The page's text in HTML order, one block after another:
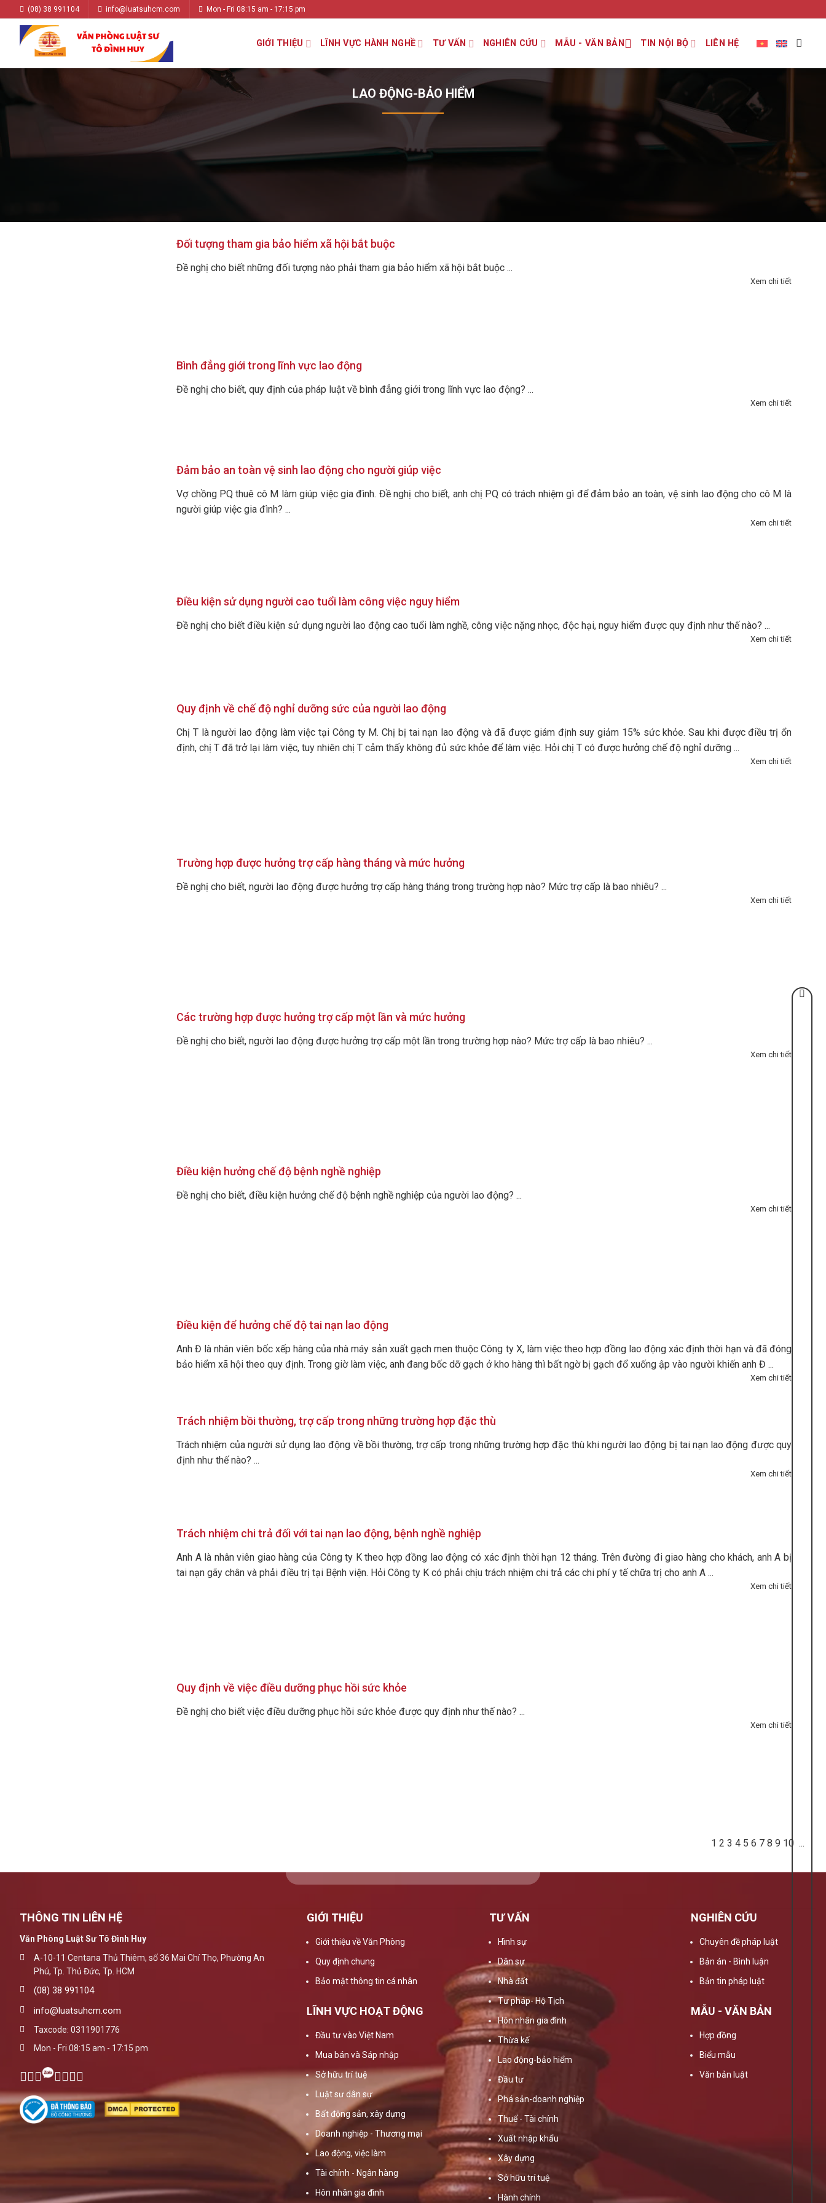
(08) 38 991104 info@luatsuhcm.com Mon - Fri 08:15 am - 17:15 pm
GIỚI THIỆU LĨNH VỰC HÀNH NGHỀ TƯ VẤN NGHIÊN CỨU MẪU - VĂN BẢN TIN NỘI BỘ LIÊN HỆ
LAO ĐỘNG-BẢO HIỂM
Đối tượng tham gia bảo hiểm xã hội bắt buộc
Đề nghị cho biết những đối tượng nào phải tham gia bảo hiểm xã hội bắt buộc ...
Xem chi tiết
Bình đẳng giới trong lĩnh vực lao động
Đề nghị cho biết, quy định của pháp luật về bình đẳng giới trong lĩnh vực lao động? ...
Xem chi tiết
Đảm bảo an toàn vệ sinh lao động cho người giúp việc
Vợ chồng PQ thuê cô M làm giúp việc gia đình. Đề nghị cho biết, anh chị PQ có trách nhiệm gì để đảm bảo an toàn, vệ sinh lao động cho cô M là
người giúp việc gia đình? ...
Xem chi tiết
Điều kiện sử dụng người cao tuổi làm công việc nguy hiểm
Đề nghị cho biết điều kiện sử dụng người lao động cao tuổi làm nghề, công việc nặng nhọc, độc hại, nguy hiểm được quy định như thế nào? ...
Xem chi tiết
Quy định về chế độ nghỉ dưỡng sức của người lao động
Chị T là người lao động làm việc tại Công ty M. Chị bị tai nạn lao động và đã được giám định suy giảm 15% sức khỏe. Sau khi được điều trị ổn
định, chị T đã trở lại làm việc, tuy nhiên chị T cảm thấy không đủ sức khỏe để làm việc. Hỏi chị T có được hưởng chế độ nghỉ dưỡng ...
Xem chi tiết
Trường hợp được hưởng trợ cấp hàng tháng và mức hưởng
Đề nghị cho biết, người lao động được hưởng trợ cấp hàng tháng trong trường hợp nào? Mức trợ cấp là bao nhiêu? ...
Xem chi tiết
Các trường hợp được hưởng trợ cấp một lần và mức hưởng
Đề nghị cho biết, người lao động được hưởng trợ cấp một lần trong trường hợp nào? Mức trợ cấp là bao nhiêu? ...
Xem chi tiết
Điều kiện hưởng chế độ bệnh nghề nghiệp
Đề nghị cho biết, điều kiện hưởng chế độ bệnh nghề nghiệp của người lao động? ...
Xem chi tiết
Điều kiện để hưởng chế độ tai nạn lao động
Anh Đ là nhân viên bốc xếp hàng của nhà máy sản xuất gạch men thuộc Công ty X, làm việc theo hợp đồng lao động xác định thời hạn và đã đóng
bảo hiểm xã hội theo quy định. Trong giờ làm việc, anh đang bốc dỡ gạch ở kho hàng thì bất ngờ bị gạch đổ xuống ập vào người khiến anh Đ ...
Xem chi tiết
Trách nhiệm bồi thường, trợ cấp trong những trường hợp đặc thù
Trách nhiệm của người sử dụng lao động về bồi thường, trợ cấp trong những trường hợp đặc thù khi người lao động bị tai nạn lao động được quy
định như thế nào? ...
Xem chi tiết
Trách nhiệm chi trả đối với tai nạn lao động, bệnh nghề nghiệp
Anh A là nhân viên giao hàng của Công ty K theo hợp đồng lao động có xác định thời hạn 12 tháng. Trên đường đi giao hàng cho khách, anh A bị
tai nạn gãy chân và phải điều trị tại Bệnh viện. Hỏi Công ty K có phải chịu trách nhiệm chi trả các chi phí y tế chữa trị cho anh A ...
Xem chi tiết
Quy định về việc điều dưỡng phục hồi sức khỏe
Đề nghị cho biết việc điều dưỡng phục hồi sức khỏe được quy định như thế nào? ...
Xem chi tiết
1 2 3 4 5 6 7 8 9 10 ...
THÔNG TIN LIÊN HỆ
Văn Phòng Luật Sư Tô Đình Huy
A-10-11 Centana Thủ Thiêm, số 36 Mai Chí Thọ, Phường An
Phú, Tp. Thủ Đức, Tp. HCM
(08) 38 991104
info@luatsuhcm.com
Taxcode: 0311901776
Mon - Fri 08:15 am - 17:15 pm
GIỚI THIỆU
Giới thiệu về Văn Phòng
Quy định chung
Bảo mật thông tin cá nhân
LĨNH VỰC HOẠT ĐỘNG
Đầu tư vào Việt Nam
Mua bán và Sáp nhập
Sở hữu trí tuệ
Luật sư dân sự
Bất động sản, xây dựng
Doanh nghiệp - Thương mại
Lao động, việc làm
Tài chính - Ngân hàng
Hôn nhân gia đình
TƯ VẤN
Hình sự
Dân sự
Nhà đất
Tư pháp- Hộ Tịch
Hôn nhân gia đình
Thừa kế
Lao động-bảo hiểm
Đầu tư
Phá sản-doanh nghiệp
Thuế - Tài chính
Xuất nhập khẩu
Xây dựng
Sở hữu trí tuệ
Hành chính
NGHIÊN CỨU
Chuyên đề pháp luật
Bản án - Bình luận
Bản tin pháp luật
MẪU - VĂN BẢN
Hợp đồng
Biểu mẫu
Văn bản luật